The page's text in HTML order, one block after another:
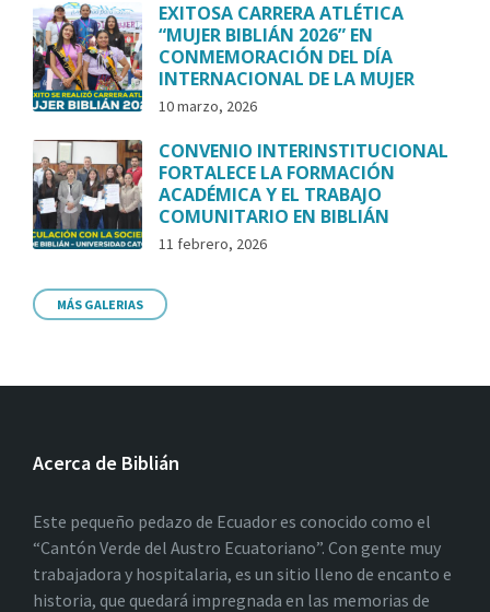
EXITOSA CARRERA ATLÉTICA
“MUJER BIBLIÁN 2026” EN
CONMEMORACIÓN DEL DÍA
INTERNACIONAL DE LA MUJER
10 marzo, 2026
CONVENIO INTERINSTITUCIONAL
FORTALECE LA FORMACIÓN
ACADÉMICA Y EL TRABAJO
COMUNITARIO EN BIBLIÁN
11 febrero, 2026
MÁS GALERIAS
Acerca de Biblián
Este pequeño pedazo de Ecuador es conocido como el
“Cantón Verde del Austro Ecuatoriano”. Con gente muy
trabajadora y hospitalaria, es un sitio lleno de encanto e
historia, que quedará impregnada en las memorias de